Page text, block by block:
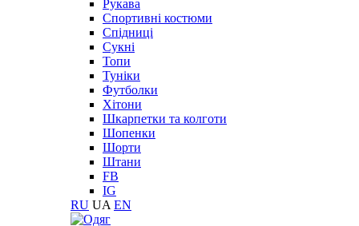
Рукава
Спортивні костюми
Спідниці
Сукні
Топи
Туніки
Футболки
Хітони
Шкарпетки та колготи
Шопенки
Шорти
Штани
FB
IG
RU UA EN